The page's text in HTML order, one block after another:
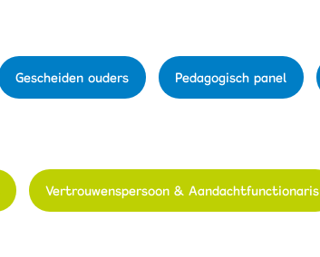
Gescheiden ouders Pedagogisch panel
Vertrouwenspersoon & Aandachtfunctionaris